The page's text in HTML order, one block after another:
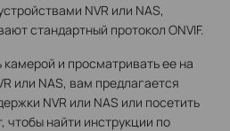
NVR или NAS,
стандартный протокол ONVIF.
камерой и просматривать ее на
или NAS, вам предлагается
NVR или NAS или посетить
чтобы найти инструкции по